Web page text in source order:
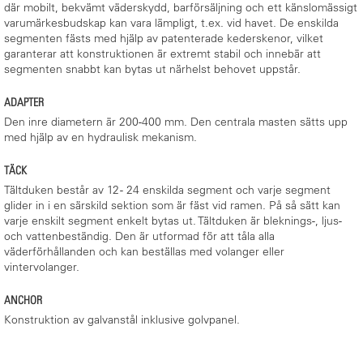
där mobilt, bekvämt väderskydd, barförsäljning och ett känslomässigt
varumärkesbudskap kan vara lämpligt, t.ex. vid havet. De enskilda
segmenten fästs med hjälp av patenterade kederskenor, vilket
garanterar att konstruktionen är extremt stabil och innebär att
segmenten snabbt kan bytas ut närhelst behovet uppstår.
ADAPTER
Den inre diametern är 200-400 mm. Den centrala masten sätts upp
med hjälp av en hydraulisk mekanism.
TÄCK
Tältduken består av 12 - 24 enskilda segment och varje segment
glider in i en särskild sektion som är fäst vid ramen. På så sätt kan
varje enskilt segment enkelt bytas ut. Tältduken är bleknings-, ljus-
och vattenbeständig. Den är utformad för att tåla alla
väderförhållanden och kan beställas med volanger eller
vintervolanger.
ANCHOR
Konstruktion av galvanstål inklusive golvpanel.